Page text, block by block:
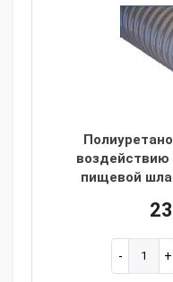
воздействию
пищевой